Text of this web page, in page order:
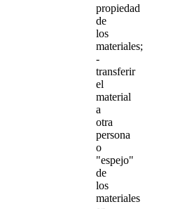
propiedad
de
los
materiales;
-
transferir
el
material
a
otra
persona
o
"espejo"
de
los
materiales